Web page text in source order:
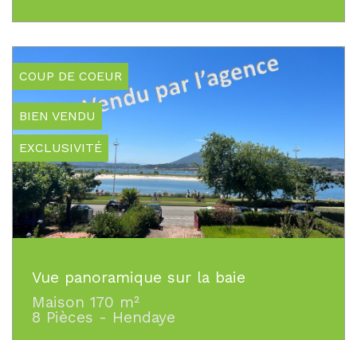
BIEN VENDU
EXCLUSIVITÉ
COUP DE COEUR
Vue panoramique sur la baie
Maison 170 m²
8 Pièces - Hendaye